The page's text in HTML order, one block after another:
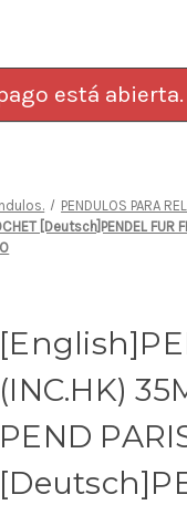
está abierta.
PENDULOS PARA
[Deutsch]PENDEL FUR
(INC.HK)
PEND